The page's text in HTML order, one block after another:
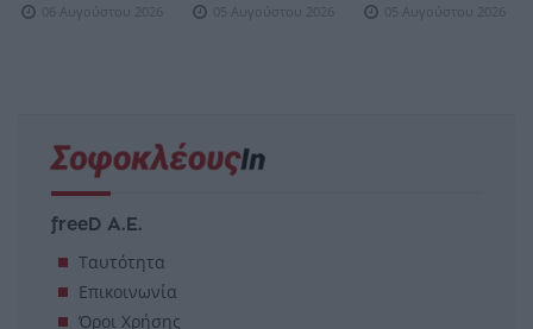
06 Αυγούστου 2026 05 Αυγούστου 2026 05 Αυγούστου 2026
freeD Α.Ε.
Ταυτότητα
Επικοινωνία
Όροι Χρήσης